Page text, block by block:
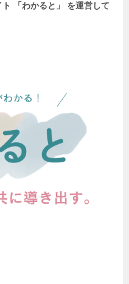
「わかると」 を運営して